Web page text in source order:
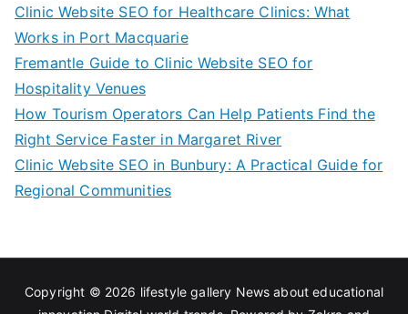
Clinic Website SEO for Healthcare Clinics: What
Works in Port Macquarie
Fremantle Guide to Clinic Website SEO for
Hospitality Venues
How Tourism Operators Can Help Patients Find the
Right Service Faster in Margaret River
Clinic Website SEO in Bunbury: A Practical Guide for
Regional Communities
Copyright © 2026 lifestyle gallery News about educational